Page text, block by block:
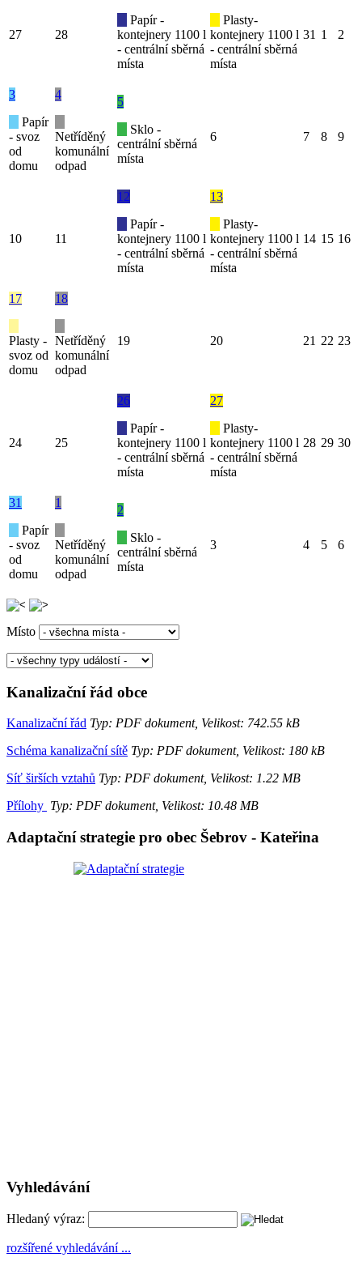
27 28
Papír -
kontejnery 1100 l
- centrální sběrná
místa
Plasty-
kontejnery 1100 l
- centrální sběrná
místa
31 1 2
3
Papír
- svoz
od
domu
4
Netříděný
komunální
odpad
5
Sklo -
centrální sběrná
místa
6 7 8 9
10 11
12
Papír -
kontejnery 1100 l
- centrální sběrná
místa
13
Plasty-
kontejnery 1100 l
- centrální sběrná
místa
14 15 16
17
Plasty -
svoz od
domu
18
Netříděný
komunální
odpad
19 20 21 22 23
24 25
26
Papír -
kontejnery 1100 l
- centrální sběrná
místa
27
Plasty-
kontejnery 1100 l
- centrální sběrná
místa
28 29 30
31
Papír
- svoz
od
domu
1
Netříděný
komunální
odpad
2
Sklo -
centrální sběrná
místa
3 4 5 6
Místo
Kanalizační řád obce
Kanalizační řád Typ: PDF dokument, Velikost: 742.55 kB
Schéma kanalizační sítě Typ: PDF dokument, Velikost: 180 kB
Síť širších vztahů Typ: PDF dokument, Velikost: 1.22 MB
Přílohy Typ: PDF dokument, Velikost: 10.48 MB
Adaptační strategie pro obec Šebrov - Kateřina
Vyhledávání
Hledaný výraz:
rozšířené vyhledávání ...